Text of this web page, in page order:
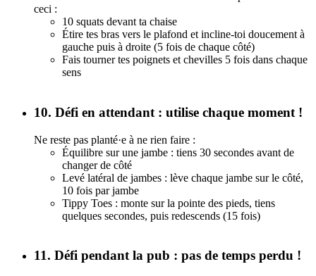
ceci :
10 squats devant ta chaise
Étire tes bras vers le plafond et incline-toi doucement à
gauche puis à droite (5 fois de chaque côté)
Fais tourner tes poignets et chevilles 5 fois dans chaque
sens
10. Défi en attendant : utilise chaque moment !
Ne reste pas planté·e à ne rien faire :
Équilibre sur une jambe : tiens 30 secondes avant de
changer de côté
Levé latéral de jambes : lève chaque jambe sur le côté,
10 fois par jambe
Tippy Toes : monte sur la pointe des pieds, tiens
quelques secondes, puis redescends (15 fois)
11. Défi pendant la pub : pas de temps perdu !